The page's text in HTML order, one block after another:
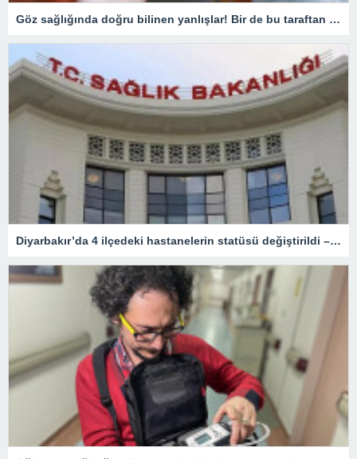
Göz sağlığında doğru bilinen yanlışlar! Bir de bu taraftan bakın…
Diyarbakır’da 4 ilçedeki hastanelerin statüsü değiştirildi – Sağlık